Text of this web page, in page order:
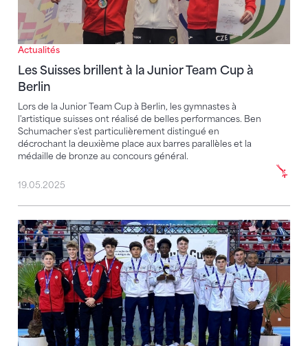
Actualités
Les Suisses brillent à la Junior Team Cup à
Berlin
Lors de la Junior Team Cup à Berlin, les gymnastes à
l'artistique suisses ont réalisé de belles performances. Ben
Schumacher s'est particulièrement distingué en
décrochant la deuxième place aux barres parallèles et la
médaille de bronze au concours général.
19.05.2025
Trois médailles au tournoi international de